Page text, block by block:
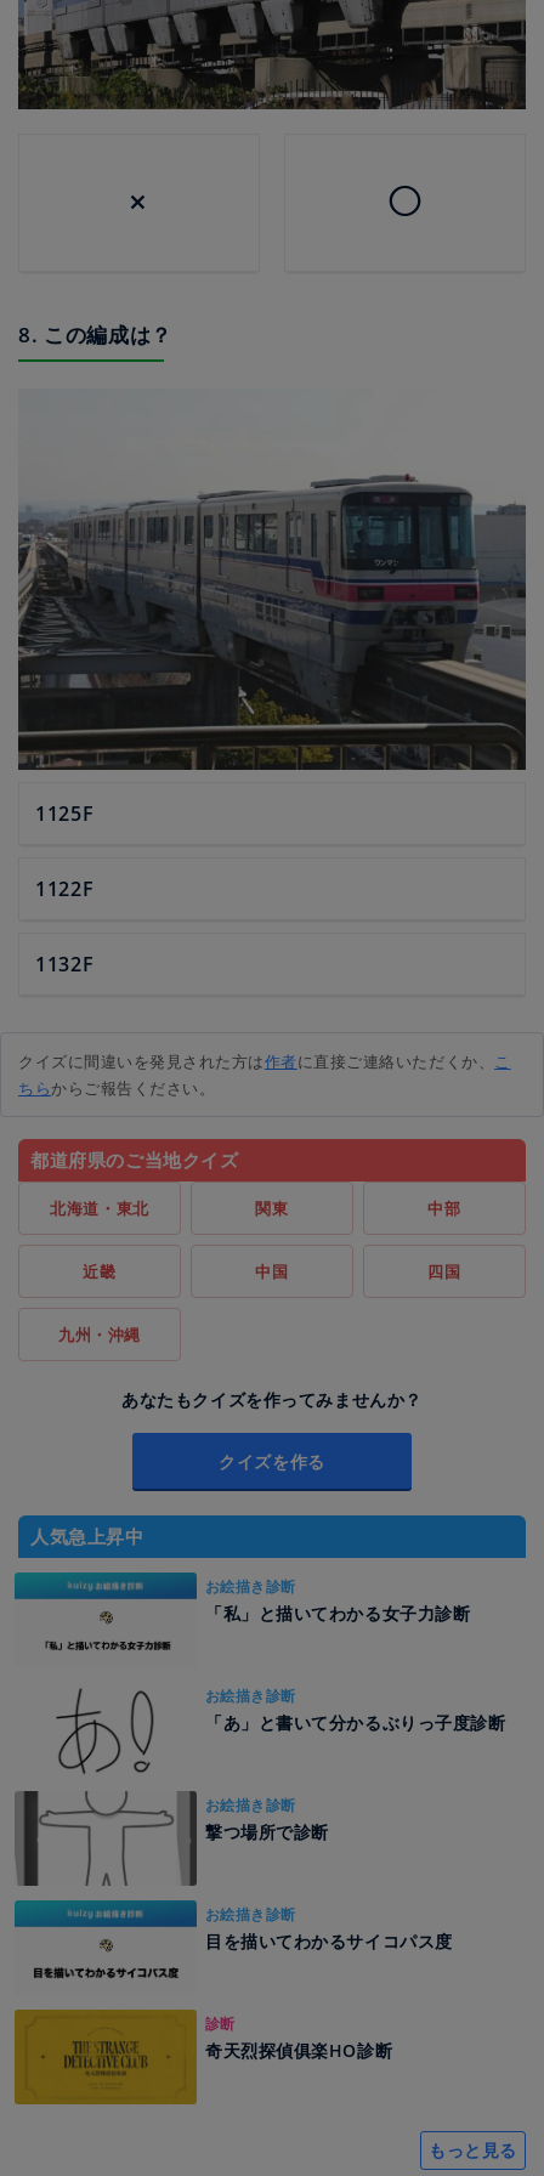
× ◯
8. この編成は？
1125F
1122F
1132F
クイズに間違いを発見された方は作者に直接ご連絡いただくか、 こ
ちらからご報告ください。
都道府県のご当地クイズ
北海道・東北 関東 中部
近畿 中国 四国
九州・沖縄
あなたもクイズを作ってみませんか？
クイズを作る
人気急上昇中
お絵描き診断
「私」と描いてわかる女子力診断
お絵描き診断
「あ」と書いて分かるぶりっ子度診断
お絵描き診断
撃つ場所で診断
お絵描き診断
目を描いてわかるサイコパス度
診断
奇天烈探偵俱楽HO診断
もっと見る